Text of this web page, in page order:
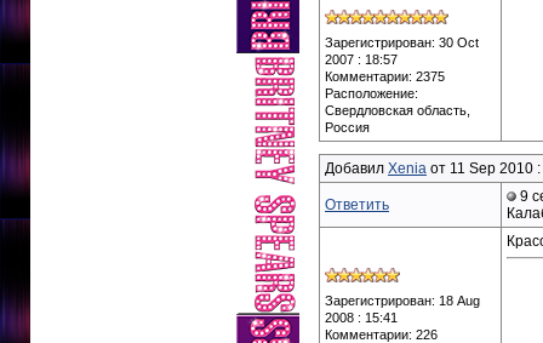
Зарегистрирован: 30 Oct
2007 : 18:57
Комментарии: 2375
Расположение:
Свердловская область,
Россия
Добавил Xenia от 11 Sep 2010
Ответить
9
Зарегистрирован: 18 Aug
2008 : 15:41
Комментарии: 226